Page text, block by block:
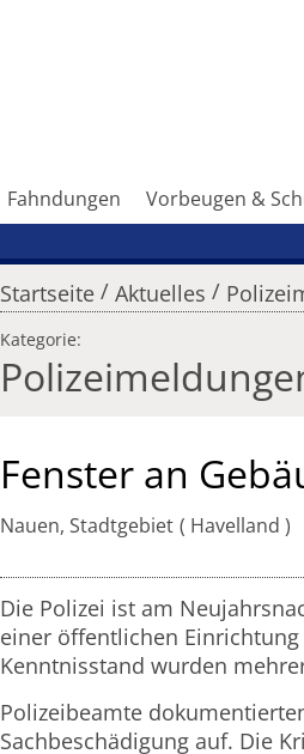
Fahndungen Vorbeugen &
Startseite / Aktuelles /
Kategorie:
Fenster an
Nauen, Stadtgebiet Havelland
Die Polizei ist am
einer öffentlichen
Kenntnisstand wurden
Polizeibeamte
Sachbeschädigung auf. Die